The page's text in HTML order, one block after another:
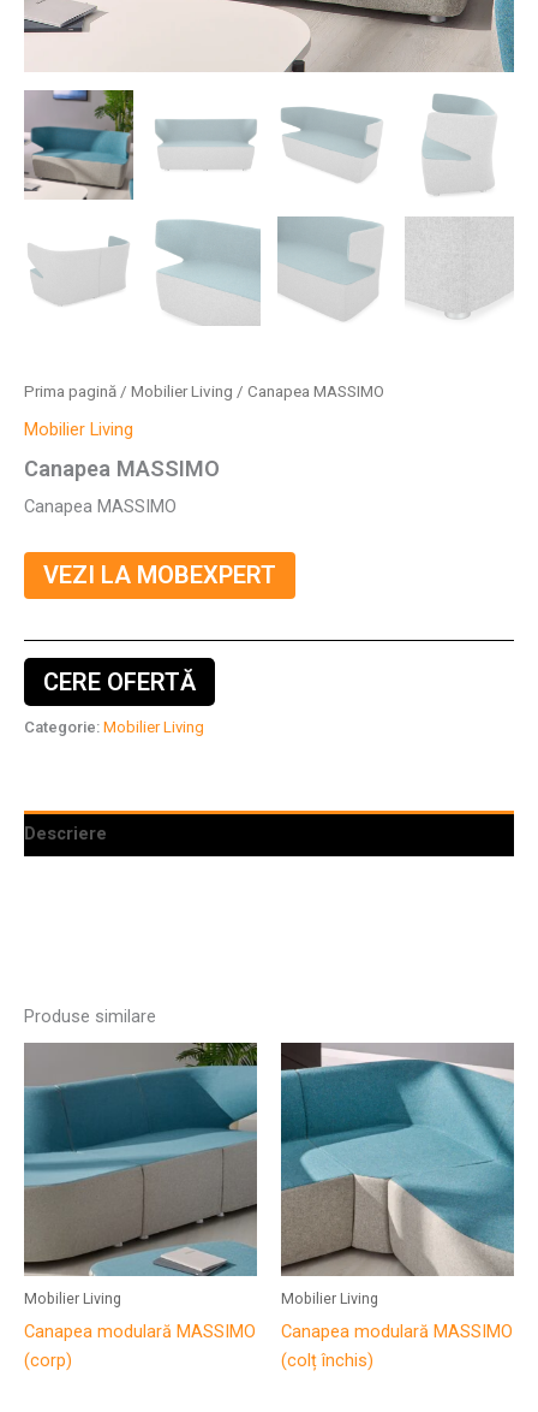
Prima pagină / Mobilier Living / Canapea MASSIMO
Mobilier Living
Canapea MASSIMO
Canapea MASSIMO
VEZI LA MOBEXPERT
CERE OFERTĂ
Categorie: Mobilier Living
Descriere
Produse similare
Mobilier Living
Canapea modulară MASSIMO
(corp)
Mobilier Living
Canapea modulară MASSIMO
(colț închis)